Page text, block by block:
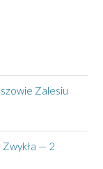
Zalesiu
— 2